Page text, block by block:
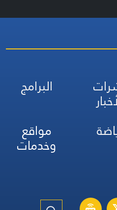
البرامج
مواقع
وخدمات